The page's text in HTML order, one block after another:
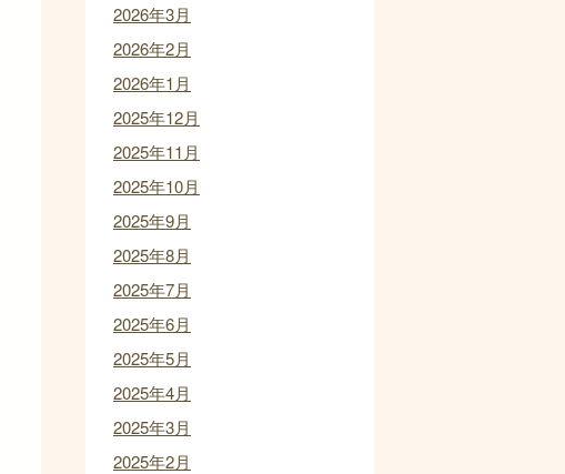
2026年3月
2026年2月
2026年1月
2025年12月
2025年11月
2025年10月
2025年9月
2025年8月
2025年7月
2025年6月
2025年5月
2025年4月
2025年3月
2025年2月